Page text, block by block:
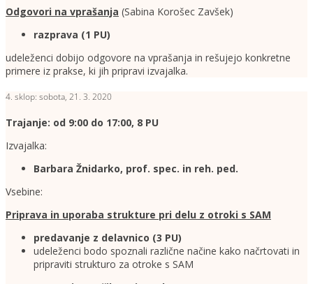
Odgovori na vprašanja (Sabina Korošec Zavšek)
razprava (1 PU)
udeleženci dobijo odgovore na vprašanja in rešujejo konkretne
primere iz prakse, ki jih pripravi izvajalka.
4. sklop: sobota, 21. 3. 2020
Trajanje: od 9:00 do 17:00, 8 PU
Izvajalka:
Barbara Žnidarko, prof. spec. in reh. ped.
Vsebine:
Priprava in uporaba strukture pri delu z otroki s SAM
predavanje z delavnico (3 PU)
udeleženci bodo spoznali različne načine kako načrtovati in
pripraviti strukturo za otroke s SAM